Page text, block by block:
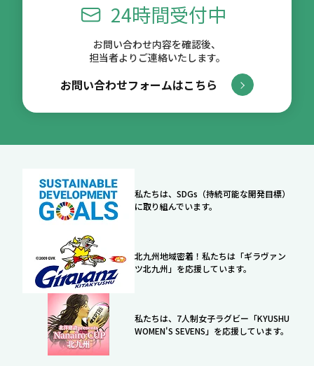
24時間受付中
お問い合わせ内容を確認後、
担当者よりご連絡いたします。
お問い合わせフォームはこちら
私たちは、SDGs（持続可能な開発目標）
に取り組んでいます。
北九州地域密着！私たちは「ギラヴァン
ツ北九州」を応援しています。
私たちは、7人制女子ラグビー「KYUSHU
WOMEN'S SEVENS」を応援しています。